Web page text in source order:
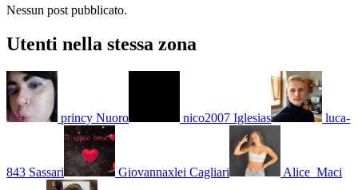
Nessun post pubblicato.
Utenti nella stessa zona
princy Nuoro nico2007 Iglesias luca-
843 Sassari Giovannaxlei Cagliari Alice_Maci